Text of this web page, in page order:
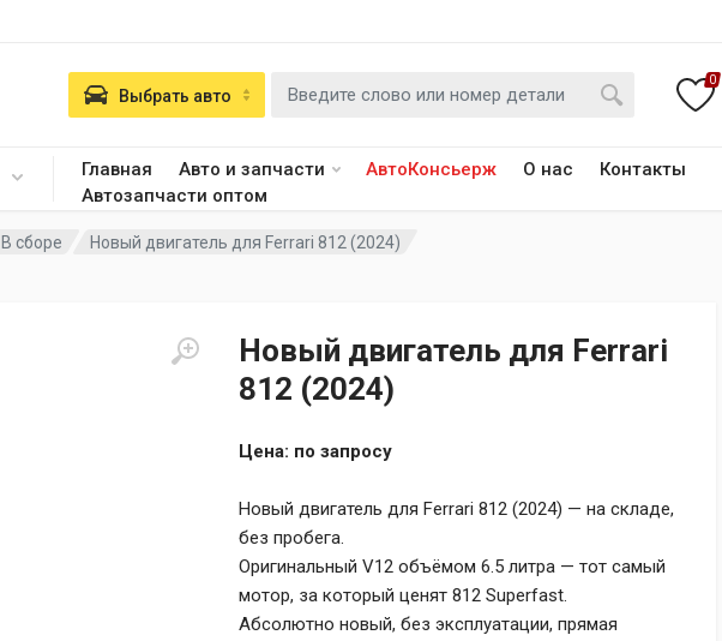
Главная Авто и запчасти АвтоКонсьерж О нас
Контакты
Автозапчасти оптом
Выбрать авто
0
В сборе Новый двигатель для Ferrari 812 (2024)
Новый двигатель для Ferrari
812 (2024)
Цена: по запросу
Новый двигатель для Ferrari 812 (2024) — на складе,
без пробега.
Оригинальный V12 объёмом 6.5 литра — тот самый
мотор, за который ценят 812 Superfast.
Абсолютно новый, без эксплуатации, прямая